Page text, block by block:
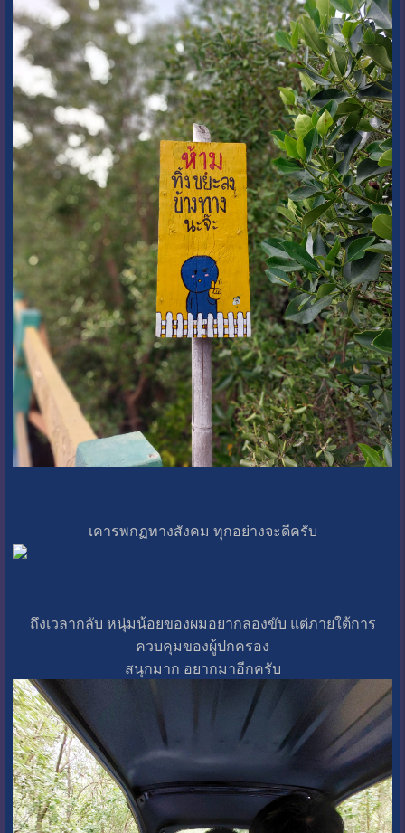
เคารพกฏทางสังคม ทุกอย่างจะดีครับ
ถึงเวลากลับ หนุ่มน้อยของผมอยากลองขับ แต่ภายใต้การ
ควบคุมของผู้ปกครอง
สนุกมาก อยากมาอีกครับ